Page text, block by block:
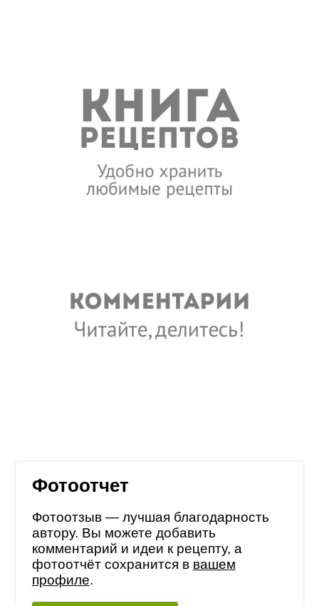
Фотоотчет
Фотоотзыв — лучшая благодарность
автору. Вы можете добавить
комментарий и идеи к рецепту, а
фотоотчёт сохранится в вашем
профиле.